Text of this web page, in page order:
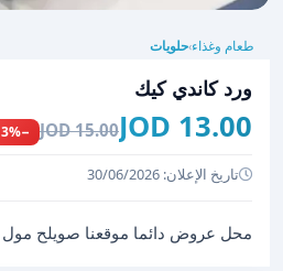
طعام وغذاء›حلويات
ورد كاندي كيك
13.00 JOD
15.00 JOD
−13%
تاريخ الإعلان: 30/06/2026
محل عروض دائما موقعنا صويلح مول